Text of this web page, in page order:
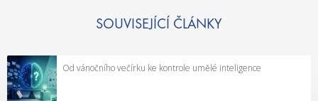
SOUVISEJÍCÍ ČLÁNKY
Od vánočního večírku ke kontrole umělé inteligence